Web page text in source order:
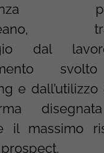
dal
e dall’utilizzo
il massimo